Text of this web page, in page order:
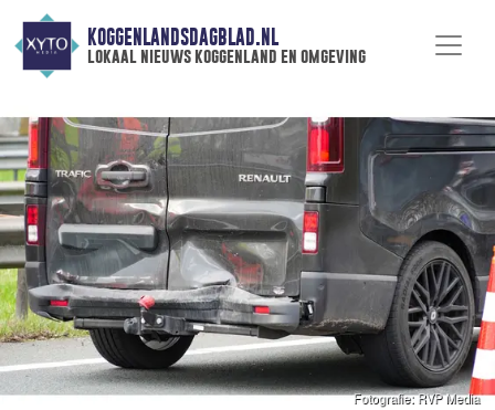
KOGGENLANDSDAGBLAD.NL
lokaal nieuws koggenland en omgeving